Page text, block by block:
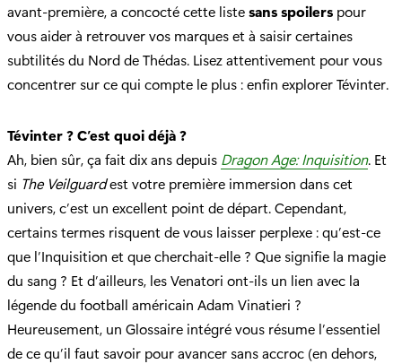
avant-première, a concocté cette listesans spoilers pour
vous aider à retrouver vos marques et à saisir certaines
subtilités du Nord de Thédas. Lisez attentivement pour vous
concentrer sur ce qui compte le plus : enfin explorer Tévinter.
Tévinter ? C’est quoi déjà ?
Ah, bien sûr, ça fait dix ans depuis Dragon Age: Inquisition. Et
si The Veilguardest votre première immersion dans cet
univers, c’est un excellent point de départ. Cependant,
certains termes risquent de vous laisser perplexe : qu’est-ce
que l’Inquisition et que cherchait-elle ? Que signifie la magie
du sang ? Et d’ailleurs, les Venatori ont-ils un lien avec la
légende du football américain Adam Vinatieri ?
Heureusement, un Glossaire intégré vous résume l’essentiel
de ce qu’il faut savoir pour avancer sans accroc (en dehors,